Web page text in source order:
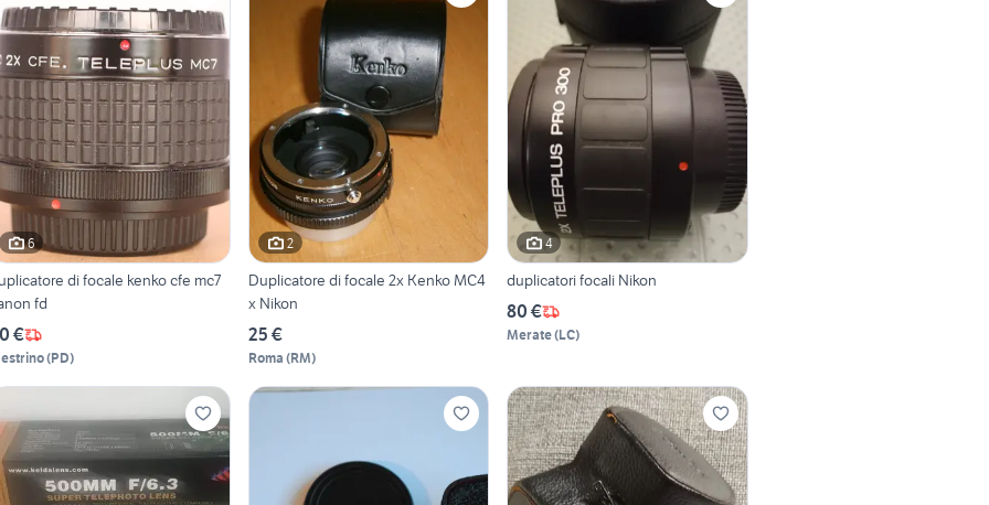
6
di focale kenko cfe mc7
fd
€
(PD)
2
Duplicatore di focale 2x Kenko MC4
x Nikon
25 €
Roma (RM)
4
duplicatori focali Nikon
80 €
Merate(LC)